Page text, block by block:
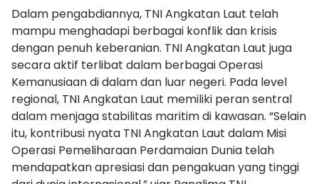
Dalam pengabdiannya, TNI Angkatan Laut telah
mampu menghadapi berbagai konflik dan krisis
dengan penuh keberanian. TNI Angkatan Laut juga
secara aktif terlibat dalam berbagai Operasi
Kemanusiaan di dalam dan luar negeri. Pada level
regional, TNI Angkatan Laut memiliki peran sentral
dalam menjaga stabilitas maritim di kawasan. “Selain
itu, kontribusi nyata TNI Angkatan Laut dalam Misi
Operasi Pemeliharaan Perdamaian Dunia telah
mendapatkan apresiasi dan pengakuan yang tinggi